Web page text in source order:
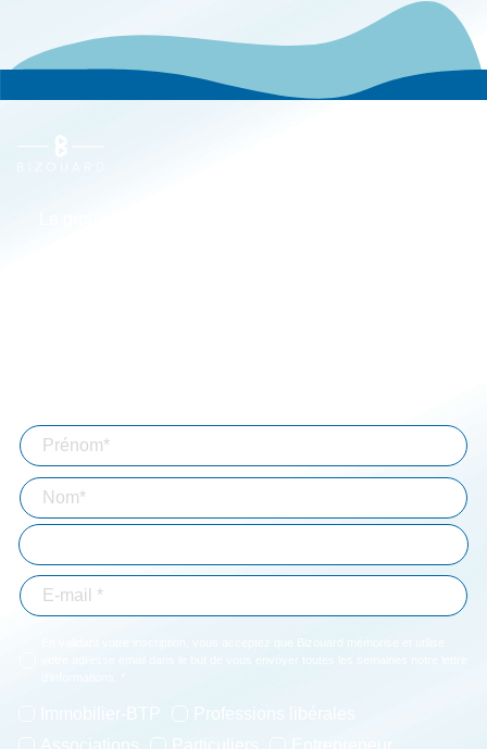
En validant votre inscription, vous acceptez que Bizouard mémorise et utilise
votre adresse email dans le but de vous envoyer toutes les semaines notre lettre
Immobilier-BTP
Professions libérales
Associations
Particuliers